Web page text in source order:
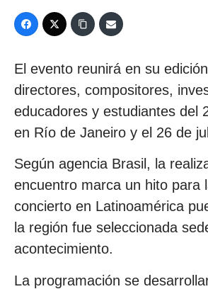
El evento reunirá en su
directores, compositores,
educadores y estudiantes del
en Río de Janeiro y el 26 de
Según agencia Brasil, la
encuentro marca un hito para
concierto en Latinoamérica
la región fue seleccionada
acontecimiento.
La programación se